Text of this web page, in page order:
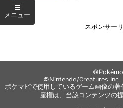
スポンサー
©Nintendo/Creatures Inc.
ポケマピで使用しているゲーム画像の
産権は、当該コンテンツの